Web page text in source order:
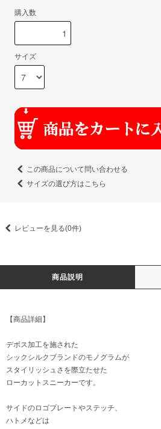
購入数
サイズ
この商品について問い合わせる
サイズの選び方はこちら
レビューを見る(0件)
商品説明
【商品詳細】
デボス加工を施された
シックシルクブランドのモノグラムが
スタイリッシュさを際立たせた
ローカットスニーカーです。
サイドのロゴプレートやステッチ、
ハトメなどは